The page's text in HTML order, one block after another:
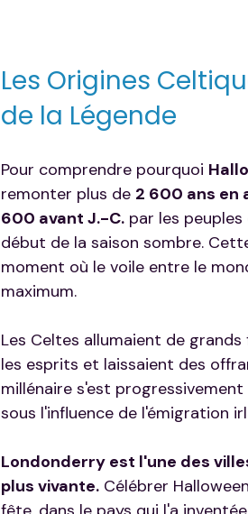
Les Origines
de la Légende
Pour comprendre pourquoi
remonter plus de 2 600 ans en
600 avant J.-C. par les
début de la saison sombre.
moment où le voile entre le
maximum.
Les Celtes allumaient de
les esprits et laissaient des
millénaire s'est
sous l'influence de l'émigration
Londonderry est l'une des
plus vivante. Célébrer